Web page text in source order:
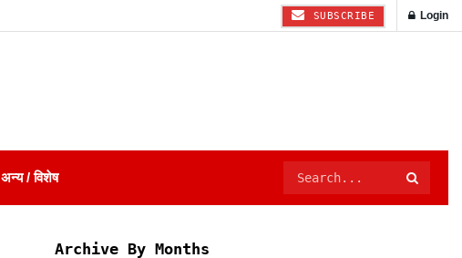
SUBSCRIBE Login
अन्य / विशेष
Archive By Months